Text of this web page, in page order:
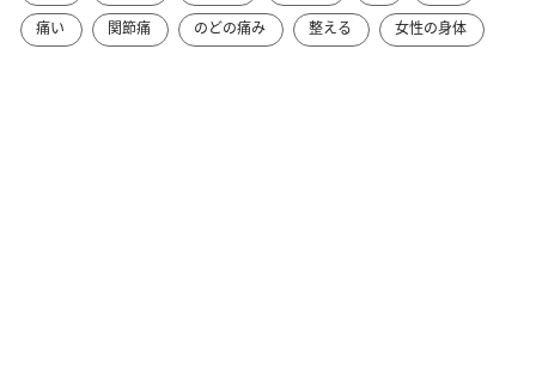
痛い
関節痛 のどの痛み 整える 女性の身体